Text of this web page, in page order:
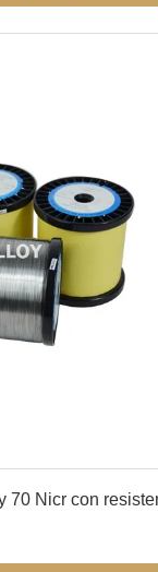
70 Nicr con